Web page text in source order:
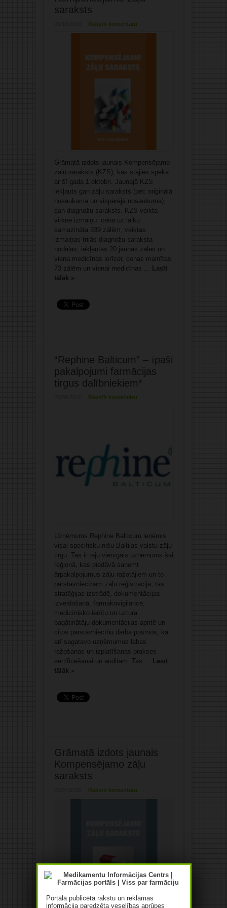
saraksts
Rakstīt komentāru
Grāmatā izdots jaunais Kompensējamo
zāļu saraksts (KZS), kas stājies spēkā
ar šī gada 1.oktobri. Jaunajā KZS
iekļauts gan zāļu saraksts (pēc oriģinālā
nosaukuma un vispārējā nosaukuma),
gan diagnožu saraksts. KZS veikta
virkne izmaiņu: cena uz laiku
samazināta 339 zālēm, veiktas
izmaiņas trijās diagnožu saraksta
nodaļās, iekļautas 20 jaunas zāles un
viena medicīnas ierīcei, cenas mainītas
73 zālēm un vienai medicīnas ... Lasīt
tālāk »
“Rephine Balticum” – īpaši
pakalpojumi farmācijas
tirgus dalībniekiem*
Rakstīt komentāru
Uzņēmums Rephine Balticum ieņēmis
visai specifisku nišu Baltijas valstu zāļu
tirgū. Tas ir teju vienīgais uzņēmums šai
reģionā, kas piedāvā saņemt
ārpakalpojumus zāļu ražotājiem un to
pārstāvniecībām zāļu reģistrācijā, tās
stratēģijas izstrādē, dokumentācijas
izveidošanā, farmakovigilancē,
medicīnisko ierīču un uztura
bagātinātāju dokumentācijas apritē un
citos pārstāvniecību darba posmos, kā
arī sagatavo uzņēmumus labas
ražošanas un izplatīšanas prakses
sertificēšanai un auditam. Tas ... Lasīt
tālāk »
Grāmatā izdots jaunais
Kompensējamo zāļu
saraksts
Rakstīt komentāru
Portālā publicētā rakstu un reklāmas
informācija paredzēta veselības aprūpes